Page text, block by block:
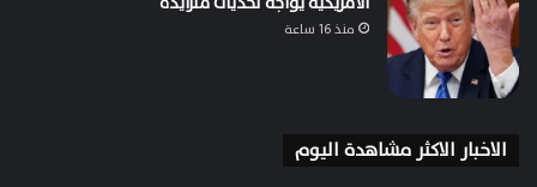
منذ 16 ساعة
الاخبار الاكثر مشاهدة اليوم